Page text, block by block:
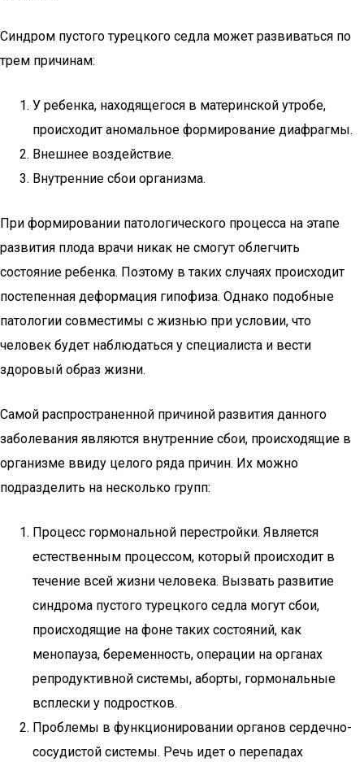
Синдром пустого турецкого седла может развиваться по
трем причинам:
У ребенка, находящегося в материнской утробе,
происходит аномальное формирование диафрагмы.
Внешнее воздействие.
Внутренние сбои организма.
При формировании патологического процесса на этапе
развития плода врачи никак не смогут облегчить
состояние ребенка. Поэтому в таких случаях происходит
постепенная деформация гипофиза. Однако подобные
патологии совместимы с жизнью при условии, что
человек будет наблюдаться у специалиста и вести
здоровый образ жизни.
Самой распространенной причиной развития данного
заболевания являются внутренние сбои, происходящие в
организме ввиду целого ряда причин. Их можно
подразделить на несколько групп:
Процесс гормональной перестройки. Является
естественным процессом, который происходит в
течение всей жизни человека. Вызвать развитие
синдрома пустого турецкого седла могут сбои,
происходящие на фоне таких состояний, как
менопауза, беременность, операции на органах
репродуктивной системы, аборты, гормональные
всплески у подростков.
Проблемы в функционировании органов сердечно-
сосудистой системы. Речь идет о перепадах